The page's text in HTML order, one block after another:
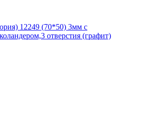
12249 (70*50) 3мм с
отверстия (графит)